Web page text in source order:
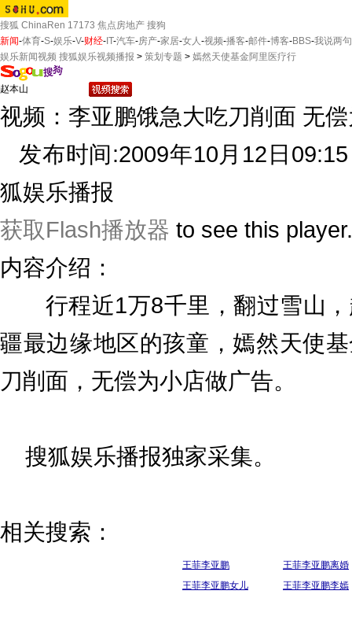
搜狐 ChinaRen 17173 焦点房地产 搜狗
新闻-体育-S-娱乐-V-财经- IT-汽车-房产-家居-女人-视频-播客-邮件-博客-BBS-我说两句
娱乐新闻视频 搜狐娱乐视频播报 > 策划专题 > 嫣然天使基金阿里医疗行
视频：李亚鹏饿急大吃刀削面 无
发布时间:2009年10月12日
狐娱乐播报
获取Flash播放器 to see this player.
内容介绍：
行程近1万8千里，翻过雪山
疆最边缘地区的孩童，嫣然天使
刀削面，无偿为小店做广告。
搜狐娱乐播报独家采集。
相关搜索：
王菲李亚鹏
王菲李亚鹏离婚
王菲李亚鹏女儿
王菲李亚鹏李嫣